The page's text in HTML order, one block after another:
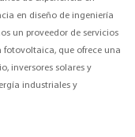
en diseño de ingeniería
un proveedor de servicios
que ofrece una
inversores solares y
industriales y